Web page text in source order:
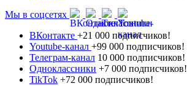
Мы в соцсетях
ВКонтакте +21 000 подписчиков!
Youtube-канал +99 000 подписчиков!
Телеграм-канал 10 000 подписчиков!
Одноклассники +7 000 подписчиков!
TikTok +72 000 подписчиков!